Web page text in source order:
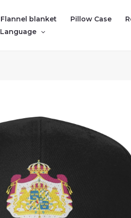
Flannel blanket Pillow Case
Language